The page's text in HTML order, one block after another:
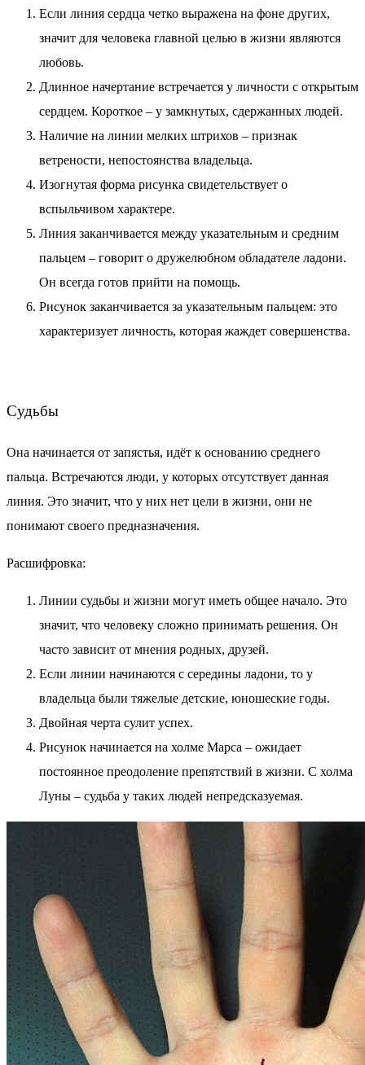
Если линия сердца четко выражена на фоне других,
значит для человека главной целью в жизни являются
любовь.
Длинное начертание встречается у личности с открытым
сердцем. Короткое – у замкнутых, сдержанных людей.
Наличие на линии мелких штрихов – признак
ветрености, непостоянства владельца.
Изогнутая форма рисунка свидетельствует о
вспыльчивом характере.
Линия заканчивается между указательным и средним
пальцем – говорит о дружелюбном обладателе ладони.
Он всегда готов прийти на помощь.
Рисунок заканчивается за указательным пальцем: это
характеризует личность, которая жаждет совершенства.
Судьбы
Она начинается от запястья, идёт к основанию среднего
пальца. Встречаются люди, у которых отсутствует данная
линия. Это значит, что у них нет цели в жизни, они не
понимают своего предназначения.
Расшифровка:
Линии судьбы и жизни могут иметь общее начало. Это
значит, что человеку сложно принимать решения. Он
часто зависит от мнения родных, друзей.
Если линии начинаются с середины ладони, то у
владельца были тяжелые детские, юношеские годы.
Двойная черта сулит успех.
Рисунок начинается на холме Марса – ожидает
постоянное преодоление препятствий в жизни. С холма
Луны – судьба у таких людей непредсказуемая.